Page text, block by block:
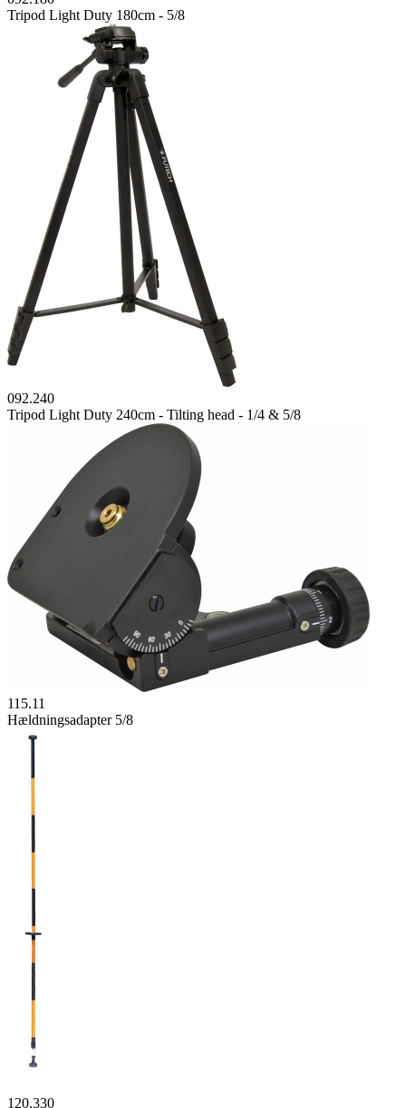
Tripod Light Duty 180cm - 5/8
092.240
Tripod Light Duty 240cm - Tilting head - 1/4 & 5/8
115.11
Hældningsadapter 5/8
120.330